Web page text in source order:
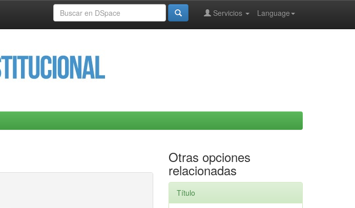
Language
Servicios
Otras opciones
relacionadas
Título